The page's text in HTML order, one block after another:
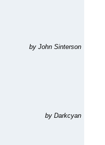
by John Sinterson
by Darkcyan